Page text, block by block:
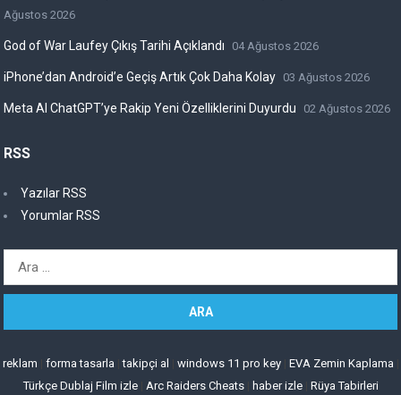
Ağustos 2026
God of War Laufey Çıkış Tarihi Açıklandı 04 Ağustos 2026
iPhone’dan Android’e Geçiş Artık Çok Daha Kolay 03 Ağustos 2026
Meta AI ChatGPT’ye Rakip Yeni Özelliklerini Duyurdu 02 Ağustos 2026
RSS
Yazılar RSS
Yorumlar RSS
Arama:
reklam forma tasarla |takipçi al windows 11 pro key| EVA Zemin Kaplama
Türkçe Dublaj Film izle| Arc Raiders Cheats| haber izle| Rüya Tabirleri